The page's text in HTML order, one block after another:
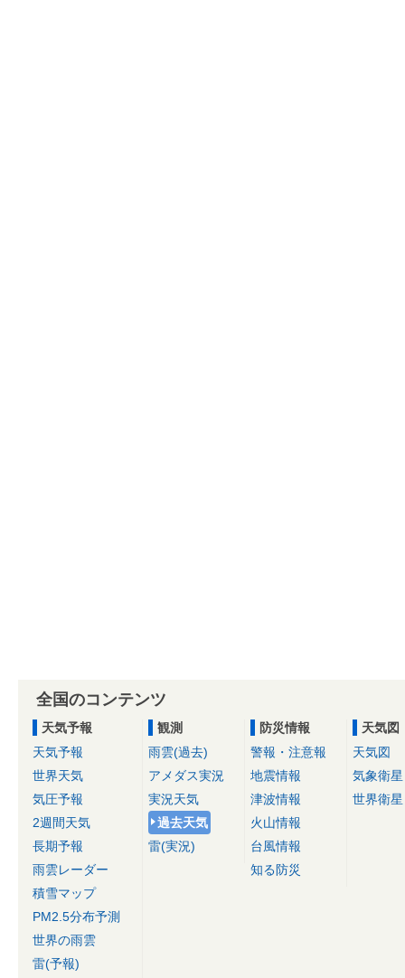
全国のコンテンツ
天気予報
天気予報
世界天気
気圧予報
2週間天気
長期予報
雨雲レーダー
積雪マップ
PM2.5分布予測
世界の雨雲
雷(予報)
観測
雨雲(過去)
アメダス実況
実況天気
過去天気
雷(実況)
防災情報
警報・注意報
地震情報
津波情報
火山情報
台風情報
知る防災
天気図
天気図
気象衛星
世界衛星